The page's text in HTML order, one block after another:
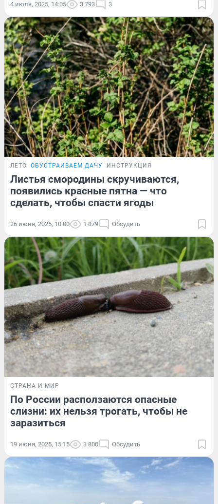
4 июля, 2025, 14:05 3 793 3
ЛЕТО ОБУСТРАИВАЕМ ДАЧУ ИНСТРУКЦИЯ
Листья смородины скручиваются,
появились красные пятна — что
сделать, чтобы спасти ягоды
26 июня, 2025, 10:00 1 879 Обсудить
СТРАНА И МИР
По России расползаются опасные
слизни: их нельзя трогать, чтобы не
заразиться
19 июня, 2025, 15:15 3 800 Обсудить